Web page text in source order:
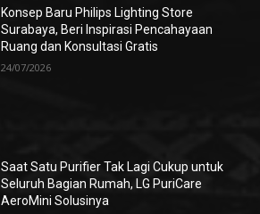
Konsep Baru Philips Lighting Store
Surabaya, Beri Inspirasi Pencahayaan
Ruang dan Konsultasi Gratis
24/07/2026
Saat Satu Purifier Tak Lagi Cukup untuk
Seluruh Bagian Rumah, LG PuriCare
AeroMini Solusinya